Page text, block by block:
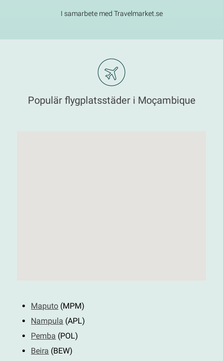
I samarbete med Travelmarket.se
Populär flygplatsstäder i Moçambique
Maputo (MPM)
Nampula (APL)
Pemba (POL)
Beira (BEW)